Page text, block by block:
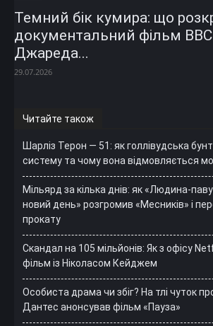
Темний бік кумира: що
документальний фільм
Джареда...
29.07.2026
Читайте також
Шарліз Терон — 51: як голлівудська
систему та чому вона відмовляється
Мільярд за кілька днів: як «Людина-
новий день» розгромив «Месників» і
прокату
Скандал на 105 мільйонів: Як з офісу
фільм із Ніколасом Кейджем
Особиста драма чи збіг? На тлі чуток
Дантес анонсував фільм «Пауза»